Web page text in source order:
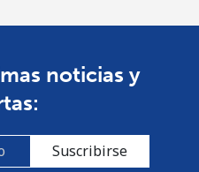
noticias y
Suscribirse